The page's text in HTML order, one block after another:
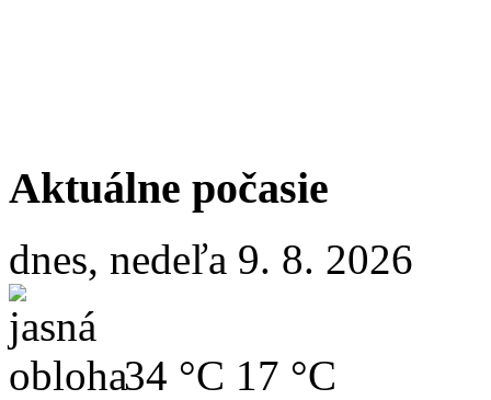
Aktuálne počasie
dnes, nedeľa 9. 8. 2026
34 °C 17 °C